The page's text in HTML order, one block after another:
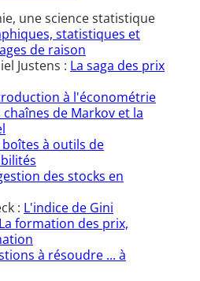
une science statistique
statistiques et
de raison
Justens : La saga des prix
à l'économétrie
chaînes de Markov et la
boîtes à outils de
des stocks en
: L'indice de Gini
La formation des prix,
à résoudre ... à